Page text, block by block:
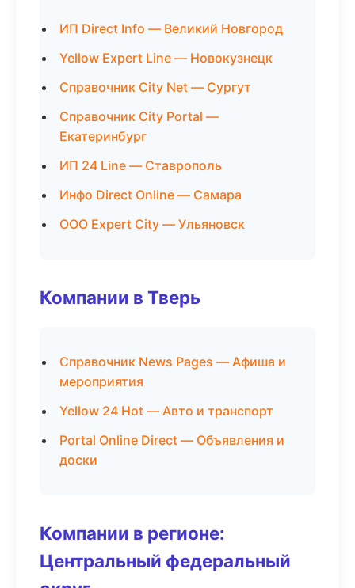
ИП Direct Info — Великий Новгород
Yellow Expert Line — Новокузнецк
Справочник City Net — Сургут
Справочник City Portal —
Екатеринбург
ИП 24 Line — Ставрополь
Инфо Direct Online — Самара
ООО Expert City — Ульяновск
Компании в Тверь
Справочник News Pages — Афиша и
мероприятия
Yellow 24 Hot — Авто и транспорт
Portal Online Direct — Объявления и
доски
Компании в регионе:
Центральный федеральный